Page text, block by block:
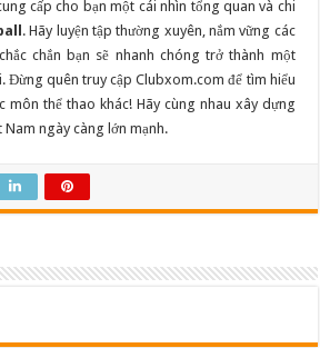
cấp cho bạn một cái nhìn tổng quan và chi
. Hãy luyện tập thường xuyên, nắm vững các
chắn bạn sẽ nhanh chóng trở thành một
Đừng quên truy cập Clubxom.com để tìm hiểu
môn thể thao khác! Hãy cùng nhau xây dựng
ngày càng lớn mạnh.